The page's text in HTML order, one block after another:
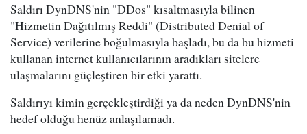
Saldırı DynDNS'nin "DDos" kısaltmasıyla bilinen
"Hizmetin Dağıtılmış Reddi" (Distributed Denial of
Service) verilerine boğulmasıyla başladı, bu da bu hizmeti
kullanan internet kullanıcılarının aradıkları sitelere
ulaşmalarını güçleştiren bir etki yarattı.
Saldırıyı kimin gerçekleştirdiği ya da neden DynDNS'nin
hedef olduğu henüz anlaşılamadı.